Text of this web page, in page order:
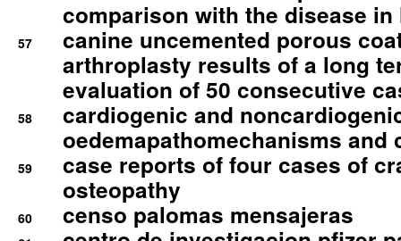
comparison with the disease in
57
canine uncemented porous
arthroplasty results of a long
evaluation of 50 consecutive
58
cardiogenic and
oedemapathomechanisms and
59
case reports of four cases of
osteopathy
60 censo palomas mensajeras